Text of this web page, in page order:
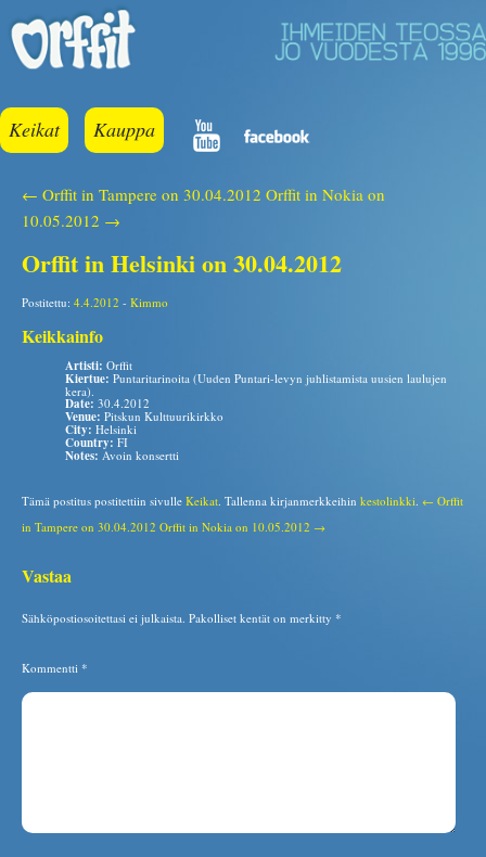
Keikat Kauppa
← Orffit in Tampere on 30.04.2012 Orffit in Nokia on
10.05.2012 →
Orffit in Helsinki on 30.04.2012
Postitettu: 4.4.2012 - Kimmo
Keikkainfo
Artisti: Orffit
Kiertue: Puntaritarinoita (Uuden Puntari-levyn juhlistamista uusien laulujen
kera).
Date: 30.4.2012
Venue: Pitskun Kulttuurikirkko
City: Helsinki
Country: FI
Notes: Avoin konsertti
Tämä postitus postitettiin sivulle Keikat . Tallenna kirjanmerkkeihin kestolinkki ← Orffit
in Tampere on 30.04.2012 Orffit in Nokia on 10.05.2012 →
Vastaa
Sähköpostiosoitettasi ei julkaista. Pakolliset kentät on merkitty *
Kommentti *